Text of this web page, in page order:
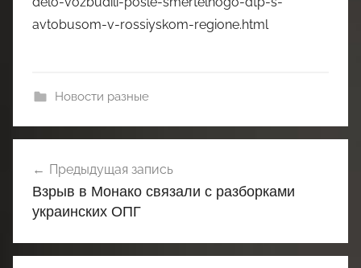
avtobusom-v-rossiyskom-regione.html
Новости разные
по
записям
Предыдущая запись
Взрыв в Монако связали с разборками
украинских ОПГ